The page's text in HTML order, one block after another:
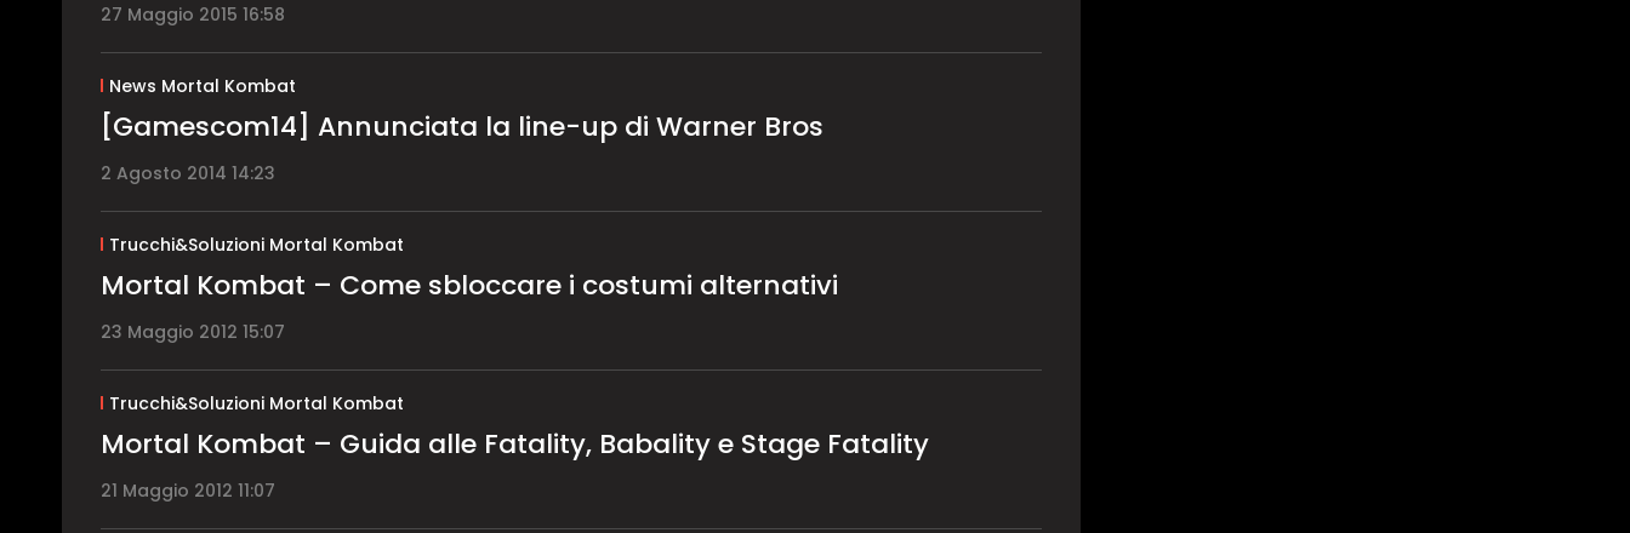
27 Maggio 2015 16:58
News Mortal Kombat
[Gamescom14] Annunciata la line-up di Warner Bros
2 Agosto 2014 14:23
Trucchi&Soluzioni Mortal Kombat
Mortal Kombat – Come sbloccare i costumi alternativi
23 Maggio 2012 15:07
Trucchi&Soluzioni Mortal Kombat
Mortal Kombat – Guida alle Fatality, Babality e Stage Fatality
21 Maggio 2012 11:07